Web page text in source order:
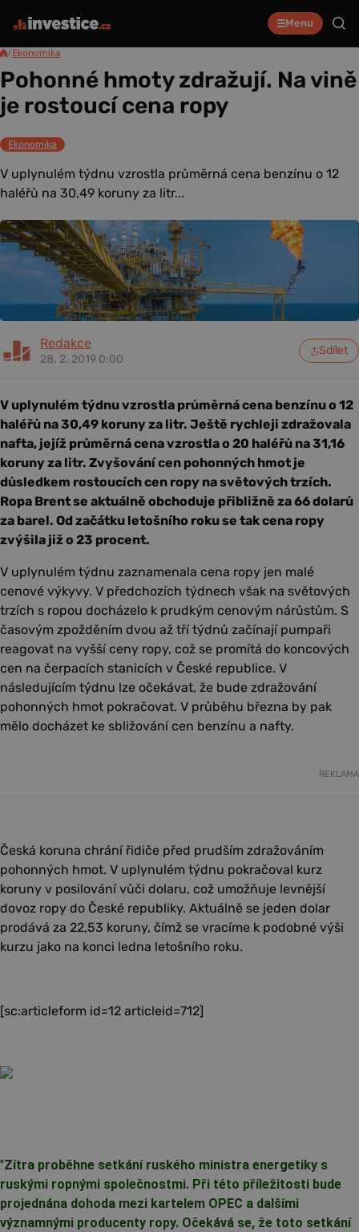
Menu
/Ekonomika
Pohonné hmoty zdražují. Na vině
je rostoucí cena ropy
Ekonomika
V uplynulém týdnu vzrostla průměrná cena benzínu o 12
haléřů na 30,49 koruny za litr...
Redakce
28. 2. 2019 0:00
Sdílet
V uplynulém týdnu vzrostla průměrná cena benzínu o 12
haléřů na 30,49 koruny za litr. Ještě rychleji zdražovala
nafta, jejíž průměrná cena vzrostla o 20 haléřů na 31,16
koruny za litr. Zvyšování cen pohonných hmot je
důsledkem rostoucích cen ropy na světových trzích.
Ropa Brent se aktuálně obchoduje přibližně za 66 dolarů
za barel. Od začátku letošního roku se tak cena ropy
zvýšila již o 23 procent.
V uplynulém týdnu zaznamenala cena ropy jen malé
cenové výkyvy. V předchozích týdnech však na světových
trzích s ropou docházelo k prudkým cenovým nárůstům. S
časovým zpožděním dvou až tří týdnů začínají pumpaři
reagovat na vyšší ceny ropy, což se promítá do koncových
cen na čerpacích stanicích v České republice. V
následujícím týdnu lze očekávat, že bude zdražování
pohonných hmot pokračovat. V průběhu března by pak
mělo docházet ke sbližování cen benzínu a nafty.
REKLAMA
Česká koruna chrání řidiče před prudším zdražováním
pohonných hmot. V uplynulém týdnu pokračoval kurz
koruny v posilování vůči dolaru, což umožňuje levnější
dovoz ropy do České republiky. Aktuálně se jeden dolar
prodává za 22,53 koruny, čímž se vracíme k podobné výši
kurzu jako na konci ledna letošního roku.
[sc:articleform id=12 articleid=712]
"Zítra proběhne setkání ruského ministra energetiky s
ruskými ropnými společnostmi. Při této příležitosti bude
projednána dohoda mezi kartelem OPEC a dalšími
významnými producenty ropy. Očekává se, že toto setkání